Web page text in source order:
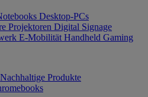
Desktop-PCs
Projektoren Digital Signage
E-Mobilität Handheld Gaming
Nachhaltige Produkte